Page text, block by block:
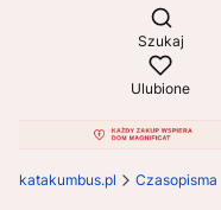
Otwórz
Szukaj
Ulubione
katakumbus.pl Czasopisma